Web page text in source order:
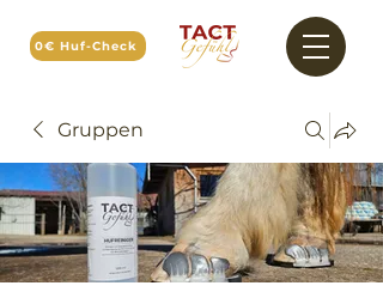
0€ Huf-Check
Gruppen